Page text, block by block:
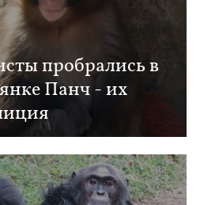
пробрались в
Панч - их